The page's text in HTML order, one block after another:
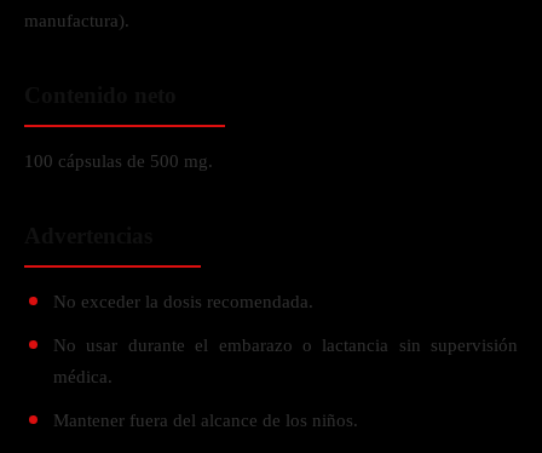
manufactura).
100 cápsulas de 500 mg.
No exceder la dosis recomendada.
No usar durante el embarazo o lactancia sin supervisión
médica.
Mantener fuera del alcance de los niños.